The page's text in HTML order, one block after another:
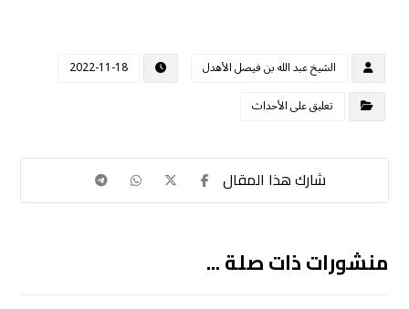
الشيخ عبد الله بن فيصل الأهدل
2022-11-18
تعليق على الأحداث
منشورات ذات صلة ...